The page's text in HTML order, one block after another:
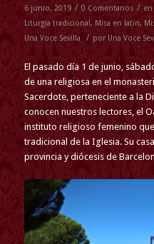
6 junio, 2019 / 0 Comentarios / en
Liturgia tradicional, Misa en latín,
Una Voce Sevilla
/ por Una Voce
El pasado día 1 de junio,
de una religiosa en el
Sacerdote, perteneciente a la
conocen nuestros lectores, el
instituto religioso femenino
tradicional de la Iglesia. Su
provincia y diócesis de